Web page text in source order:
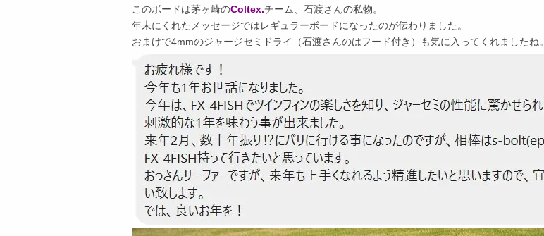
このボードは茅ヶ崎のColtex.チーム、石渡さんの私物。
年末にくれたメッセージではレギュラーボードになったのが伝わりました。
おまけで4mmのジャージセミドライ（石渡さんのはフード付き）も気に入ってくれましたね。